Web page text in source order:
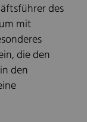
des
mit
die den
den